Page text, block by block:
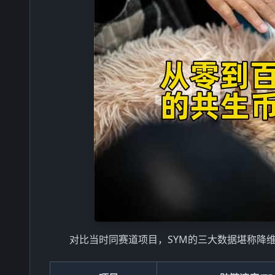
对比当时同赛道项目，SYM的三大数据堪称降